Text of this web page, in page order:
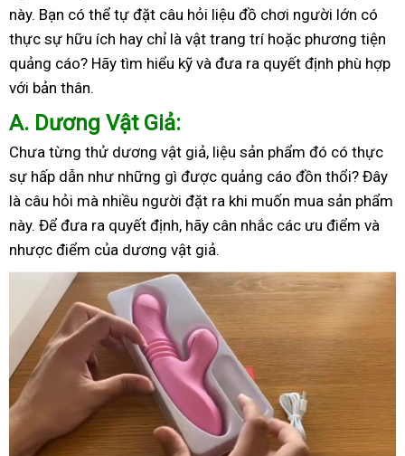
này. Bạn có thể tự đặt câu hỏi liệu đồ chơi người lớn có
thực sự hữu ích hay chỉ là vật trang trí hoặc phương tiện
quảng cáo? Hãy tìm hiểu kỹ và đưa ra quyết định phù hợp
với bản thân.
A. Dương Vật Giả:
Chưa từng thử dương vật giả, liệu sản phẩm đó có thực
sự hấp dẫn như những gì được quảng cáo đồn thổi? Đây
là câu hỏi mà nhiều người đặt ra khi muốn mua sản phẩm
này. Để đưa ra quyết định, hãy cân nhắc các ưu điểm và
nhược điểm của dương vật giả.